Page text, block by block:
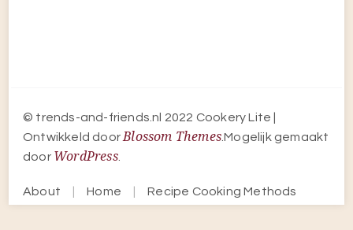
© trends-and-friends.nl 2022 Cookery Lite |
Ontwikkeld doorBlossom Themes.Mogelijk gemaakt
door WordPress.
About Home Recipe Cooking Methods